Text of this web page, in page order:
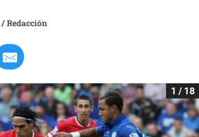
/Redacción
1 / 18